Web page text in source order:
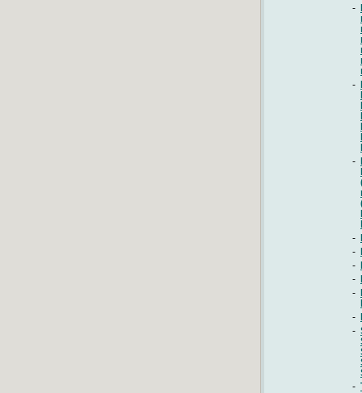
-
-
-
-
-
-
-
-
-
-
-